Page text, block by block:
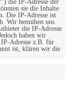
die IP-Adresse der
sie die Inhalte
Die IP-Adresse ist
Wir bemühen uns
die IP-Adresse
haben wir
Adresse z.B. für
ist, klären wir die